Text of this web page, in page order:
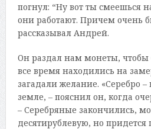
погнул: “Ну вот ты смеешься
они работают. Причем очень
рассказывал Андрей.
Он раздал нам монеты,
все время находились на
загадали желание. «Серебро –
земле, – пояснил он, когда
– Серебряные закончились,
десятирублевую, но